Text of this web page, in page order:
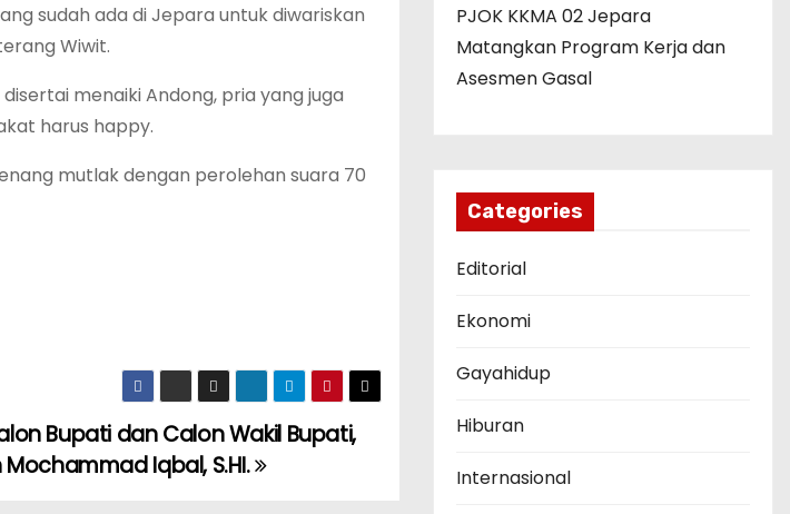
sudah ada di Jepara untuk diwariskan
Wiwit.
menaiki Andong, pria yang juga
harus happy.
mutlak dengan perolehan suara 70
Bupati dan Calon Wakil Bupati,
Mochammad Iqbal, S.HI.
PJOK KKMA 02 Jepara
Matangkan Program Kerja dan
Asesmen Gasal
Categories
Editorial
Ekonomi
Gayahidup
Hiburan
Internasional